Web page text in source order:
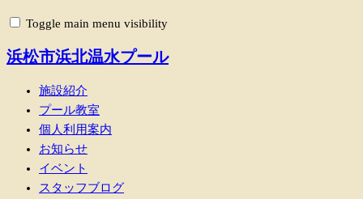
Toggle main menu visibility
浜松市浜北温水プール
施設紹介
プール教室
個人利用案内
お知らせ
イベント
スタッフブログ